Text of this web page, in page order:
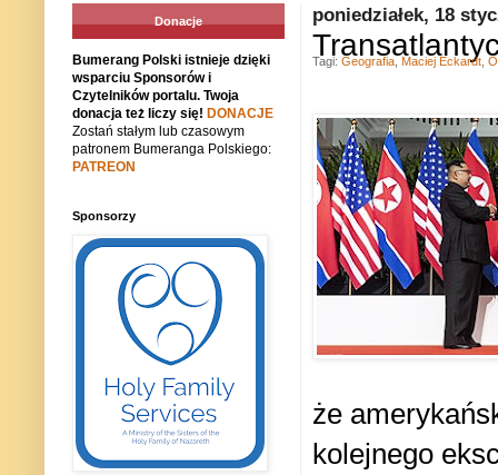
poniedziałek, 18
że
kolejnego
Tagi: Geografia Maciej Eckardt
Donacje
Bumerang Polski istnieje dzięki
wsparciu Sponsorów i
Czytelników portalu. Twoja
donacja też liczy się! DONACJE
Zostań stałym lub czasowym
patronem Bumeranga Polskiego:
PATREON
Sponsorzy